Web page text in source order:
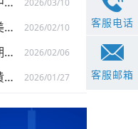
2026/03/10
AvaTrade爱华官网：美元走弱以及就业数据疲软，美股三大指数集体上涨 2026/02/10
AvaTrade官网：美元期货走强的情况下，现货黄金价格探底回升 2026/02/06
AvaTrade爱华：目前黄金价格涨势延续，关注全球市场变化 2026/01/27
客服电话
客服邮箱